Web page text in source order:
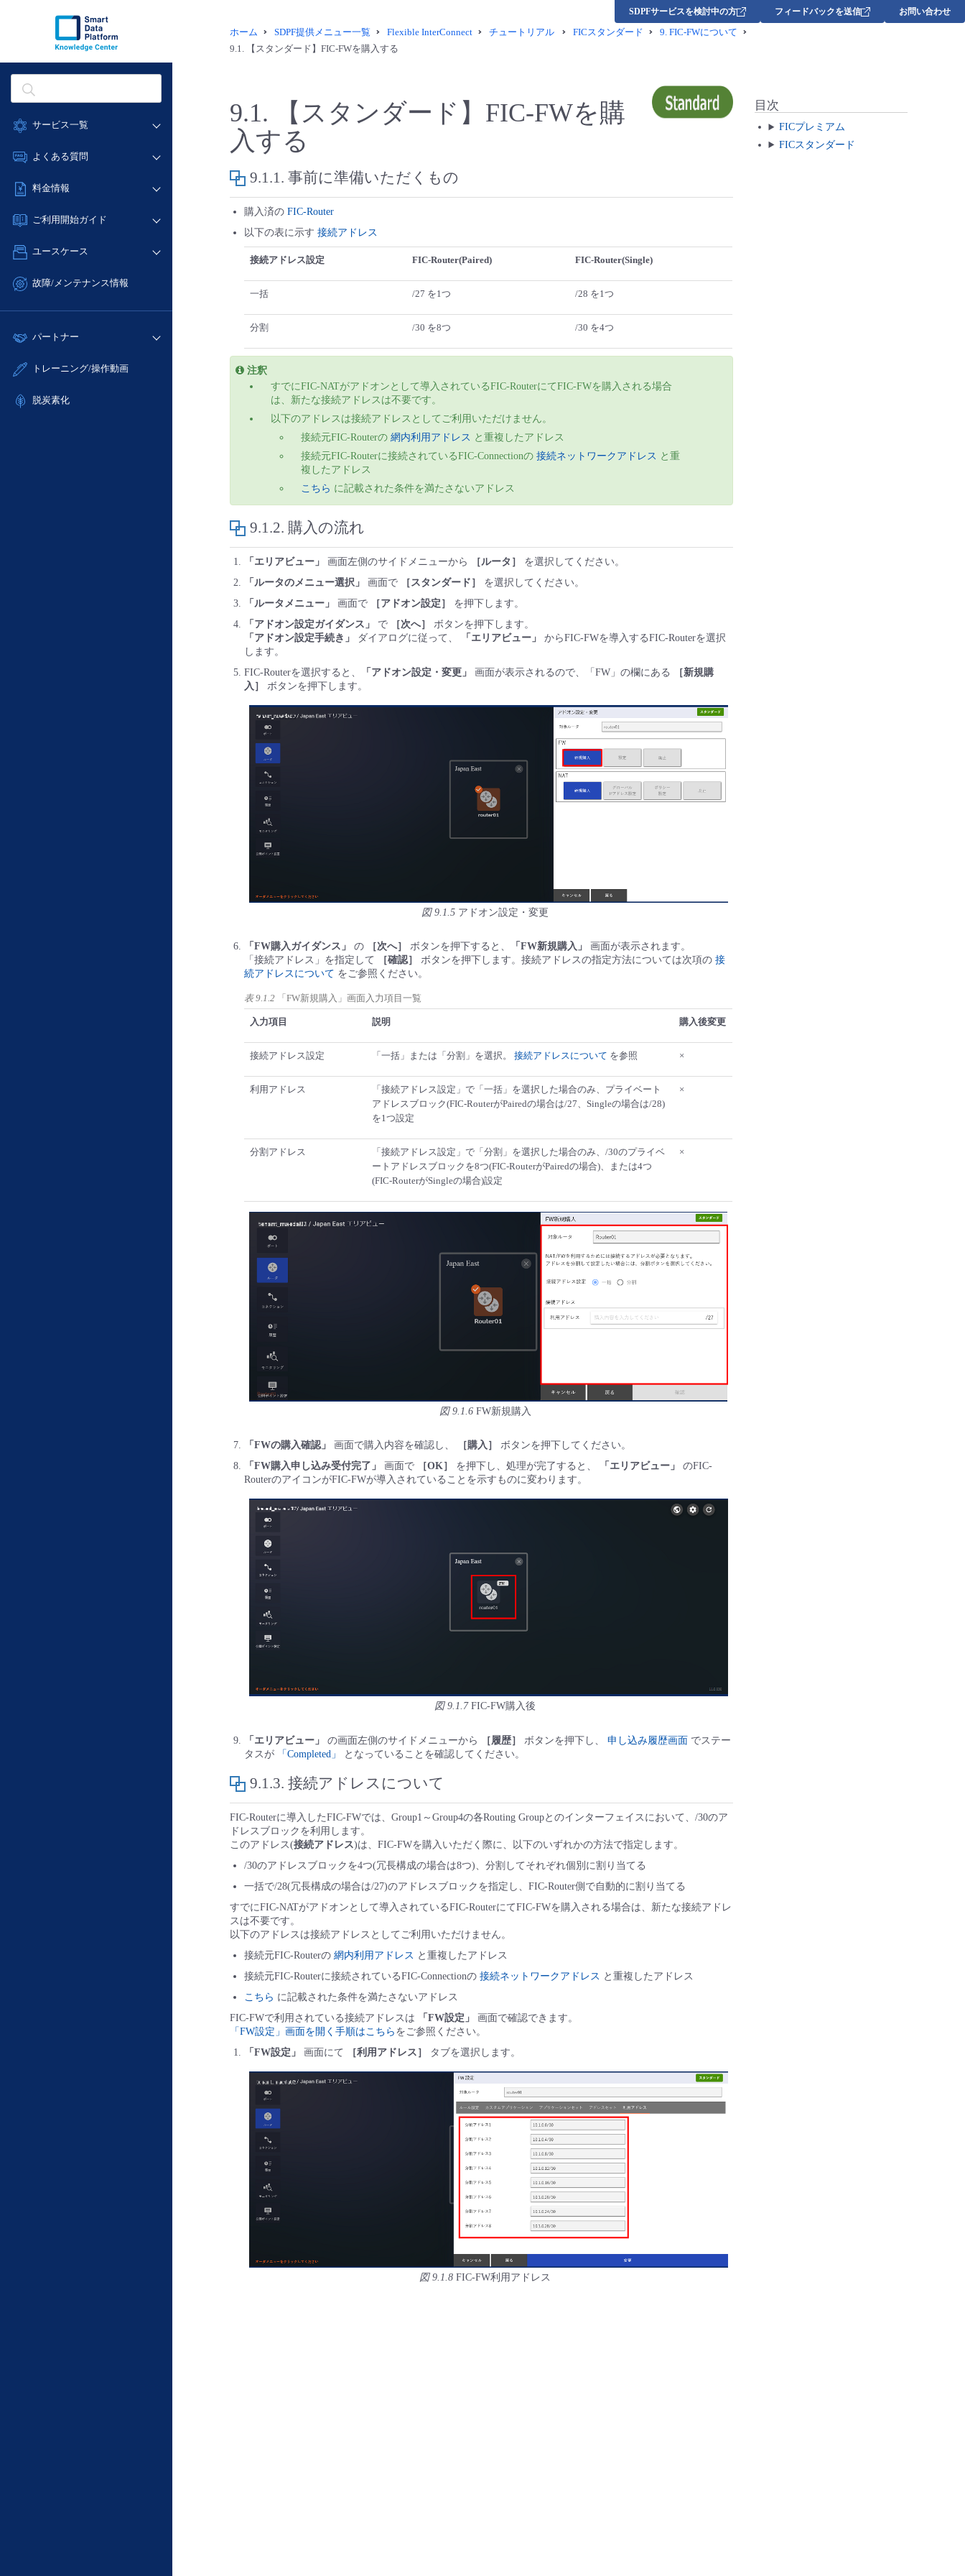
サービス一覧
データ利活用
ネットワーク
IoT
サポート
管理機能
よくある質問
データ利活用
ネットワーク
IoT
サポート
管理機能
すべてのメニューを見る
料金情報
料金シミュレーター
クラウド/サーバー
ネットワーク
サポート
すべてのメニューを見る
ご利用開始ガイド
■ 管理機能
- 初期設定・確認
- ユーザー機能の管理
- APIリファレンス
ユースケース
- バックアップ
- IoT
- ITインフラストラクチャー
故障/メンテナンス情報
サービス稼働状況
故障/メンテナンス履歴
定期メンテナンス
パートナー
販売パートナー向けプログラム
トレーニング/操作動画
脱炭素化
SDPFサービスを検討中の方 フィードバックを送信 お問い合わせ
ホーム SDPF提供メニュー一覧 Flexible InterConnect チュートリアル FICスタンダード 9. FIC-FWについて
9.1.
【スタンダード】FIC-FWを購入する
9.1.
【スタンダード】FIC-FWを購
入する
9.1.1. 事前に準備いただくもの
購入済の FIC-Router
以下の表に示す 接続アドレス
接続アドレス設定 FIC-Router(Paired) FIC-Router(Single)
一括 /27 を1つ /28 を1つ
分割 /30 を8つ /30 を4つ
注釈
すでにFIC-NATがアドオンとして導入されているFIC-RouterにてFIC-FWを購入される場合
は、新たな接続アドレスは不要です。
以下のアドレスは接続アドレスとしてご利用いただけません。
接続元FIC-Routerの 網内利用アドレス と重複したアドレス
接続元FIC-Routerに接続されているFIC-Connectionの 接続ネットワークアドレス と重
複したアドレス
こちら に記載された条件を満たさないアドレス
9.1.2. 購入の流れ
「エリアビュー」 画面左側のサイドメニューから ［ルータ］
を選択してください。
「ルータのメニュー選択」
画面で ［スタンダード］
を選択してください。
「ルータメニュー」
画面で ［アドオン設定］
を押下します。
「アドオン設定ガイダンス」
で ［次へ］
ボタンを押下します。
「アドオン設定手続き」
ダイアログに従って、 「エリアビュー」
からFIC-FWを導入するFIC-Routerを選択
します。
FIC-Routerを選択すると、
「アドオン設定・変更」 画面が表示されるので、「FW」の欄にある
［新規購
入］
ボタンを押下します。
図 9.1.5 アドオン設定・変更
「FW購入ガイダンス」 の ［次へ］ ボタンを押下すると、 「FW新規購入」
画面が表示されます。
「接続アドレス」を指定して
［確認］ ボタンを押下します。接続アドレスの指定方法については次項の 接
続アドレスについて をご参照ください。
表 9.1.2 「FW新規購入」画面入力項目一覧
入力項目 説明 購入後変更
接続アドレス設定 「一括」または「分割」を選択。 接続アドレスについて を参照 ×
利用アドレス
「接続アドレス設定」で「一括」を選択した場合のみ、プライベート
アドレスブロック(FIC-RouterがPairedの場合は/27、Singleの場合は/28)
を1つ設定
×
分割アドレス
「接続アドレス設定」で「分割」を選択した場合のみ、/30のプライベ
ートアドレスブロックを8つ(FIC-RouterがPairedの場合)、または4つ
(FIC-RouterがSingleの場合)設定
×
図 9.1.6 FW新規購入
「FWの購入確認」 画面で購入内容を確認し、 ［購入］
ボタンを押下してください。
「FW購入申し込み受付完了」
画面で ［OK］ を押下し、処理が完了すると、 「エリアビュー」
のFIC-
RouterのアイコンがFIC-FWが導入されていることを示すものに変わります。
図 9.1.7FIC-FW購入後
「エリアビュー」 の画面左側のサイドメニューから ［履歴］ ボタンを押下し、 申し込み履歴画面 でステー
タスが
「Completed」 となっていることを確認してください。
9.1.3. 接続アドレスについて
FIC-Routerに導入したFIC-FWでは、Group1～Group4の各Routing Groupとのインターフェイスにおいて、/30のア
ドレスブロックを利用します。
このアドレス(接続アドレス)は、FIC-FWを購入いただく際に、以下のいずれかの方法で指定します。
/30のアドレスブロックを4つ(冗長構成の場合は8つ)、分割してそれぞれ個別に割り当てる
一括で/28(冗長構成の場合は/27)のアドレスブロックを指定し、FIC-Router側で自動的に割り当てる
すでにFIC-NATがアドオンとして導入されているFIC-RouterにてFIC-FWを購入される場合は、新たな接続アドレ
スは不要です。
以下のアドレスは接続アドレスとしてご利用いただけません。
接続元FIC-Routerの 網内利用アドレス と重複したアドレス
接続元FIC-Routerに接続されているFIC-Connectionの 接続ネットワークアドレス と重複したアドレス
こちら に記載された条件を満たさないアドレス
FIC-FWで利用されている接続アドレスは
「FW設定」
画面で確認できます。
「FW設定」画面を開く手順はこちら をご参照ください。
「FW設定」
画面にて ［利用アドレス］ タブを選択します。
図 9.1.8FIC-FW利用アドレス
目次
FICプレミアム
FICスタンダード